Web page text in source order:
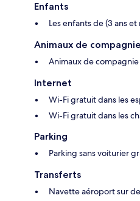
Enfants
Les enfants de (3 ans
Animaux de compagnie
Animaux de
Internet
Wi-Fi gratuit dans les
Wi-Fi gratuit dans les
Parking
Parking sans voiturier
Transferts
Navette aéroport sur